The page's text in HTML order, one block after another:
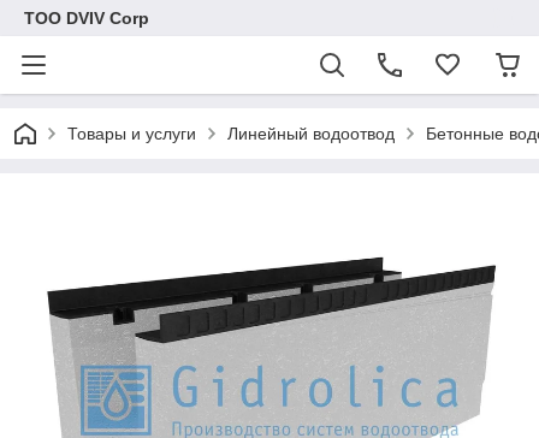
ТОО DVIV Corp
Товары и услуги Линейный водоотвод Бетонные